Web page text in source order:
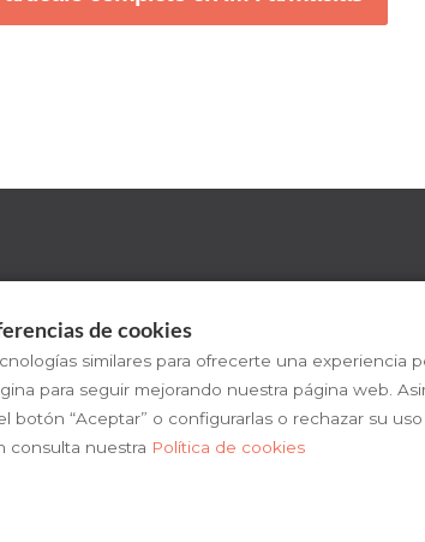
de cookies
similares para ofrecerte una experiencia
para seguir mejorando nuestra página web.
botón “Aceptar” o configurarlas o rechazar su
consulta nuestra Política de cookies